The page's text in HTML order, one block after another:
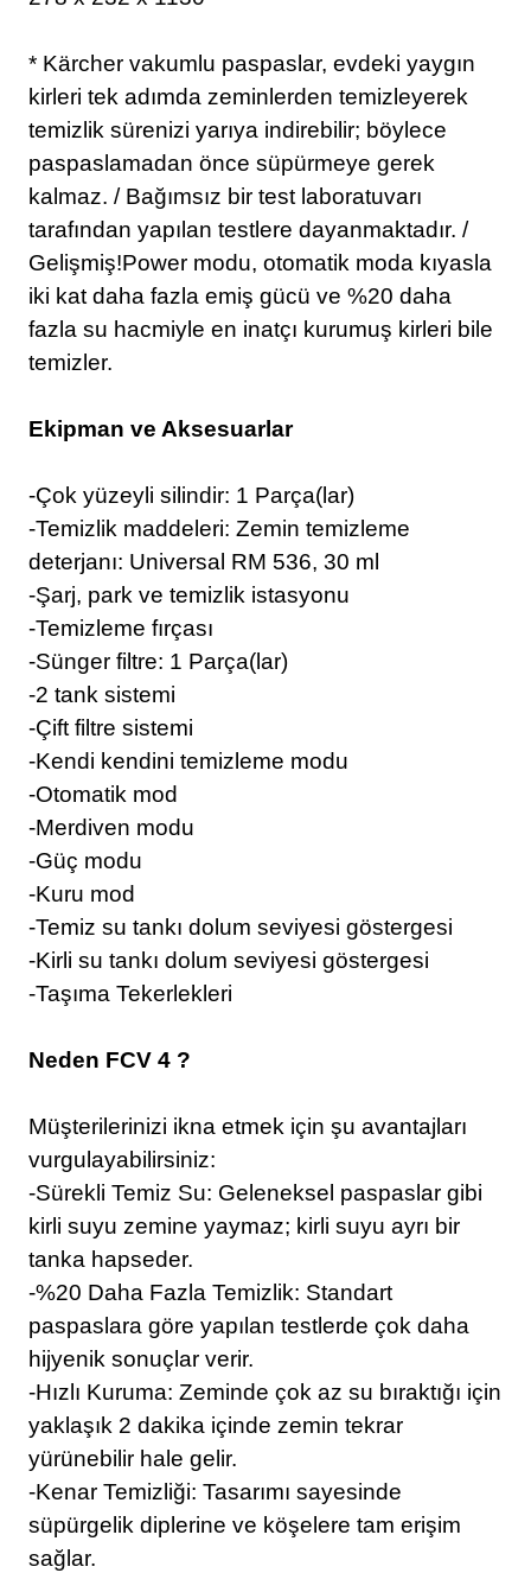
* Kärcher vakumlu paspaslar, evdeki yaygın
kirleri tek adımda zeminlerden temizleyerek
temizlik sürenizi yarıya indirebilir; böylece
paspaslamadan önce süpürmeye gerek
kalmaz. / Bağımsız bir test laboratuvarı
tarafından yapılan testlere dayanmaktadır. /
Gelişmiş!Power modu, otomatik moda kıyasla
iki kat daha fazla emiş gücü ve %20 daha
fazla su hacmiyle en inatçı kurumuş kirleri bile
temizler.
Ekipman ve Aksesuarlar
-Çok yüzeyli silindir: 1 Parça(lar)
-Temizlik maddeleri: Zemin temizleme
deterjanı: Universal RM 536, 30 ml
-Şarj, park ve temizlik istasyonu
-Temizleme fırçası
-Sünger filtre: 1 Parça(lar)
-2 tank sistemi
-Çift filtre sistemi
-Kendi kendini temizleme modu
-Otomatik mod
-Merdiven modu
-Güç modu
-Kuru mod
-Temiz su tankı dolum seviyesi göstergesi
-Kirli su tankı dolum seviyesi göstergesi
-Taşıma Tekerlekleri
Neden FCV 4 ?
Müşterilerinizi ikna etmek için şu avantajları
vurgulayabilirsiniz:
-Sürekli Temiz Su: Geleneksel paspaslar gibi
kirli suyu zemine yaymaz; kirli suyu ayrı bir
tanka hapseder.
-%20 Daha Fazla Temizlik: Standart
paspaslara göre yapılan testlerde çok daha
hijyenik sonuçlar verir.
-Hızlı Kuruma: Zeminde çok az su bıraktığı için
yaklaşık 2 dakika içinde zemin tekrar
yürünebilir hale gelir.
-Kenar Temizliği: Tasarımı sayesinde
süpürgelik diplerine ve köşelere tam erişim
sağlar.